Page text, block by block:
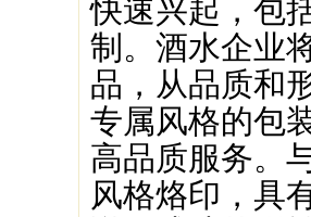
快速兴起，包
制。酒水企业
品，从品质和
专属风格的包
高品质服务。
风格烙印，具